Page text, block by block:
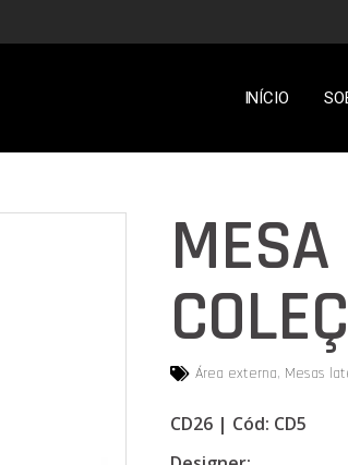
INÍCIO
Área externa, Mesas
CD26 | Cód: CD5